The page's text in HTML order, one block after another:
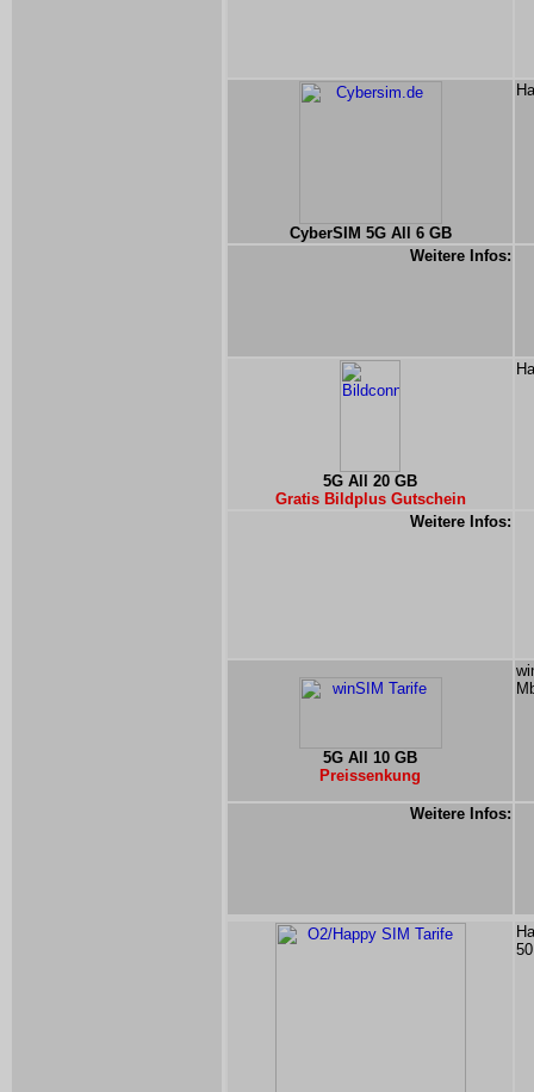
CyberSIM 5G All 6 GB
Weitere Infos:
5G All 20 GB
Gratis Bildplus Gutschein
Weitere Infos:
5G All 10 GB
Preissenkung
Weitere Infos: